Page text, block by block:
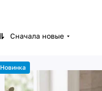
Сначала новые
Новинка